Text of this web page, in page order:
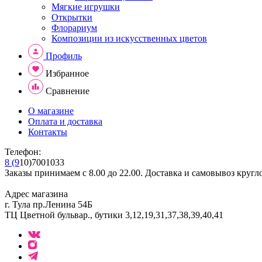
Мягкие игрушки
Открытки
Флорариум
Композиции из искусственных цветов
Профиль
Избранное
Сравнение
О магазине
Оплата и доставка
Контакты
Телефон:
8 (910)7001033
Заказы принимаем с 8.00 до 22.00. Доставка и самовывоз
Адрес магазина
г. Тула пр.Ленина 54Б
ТЦ Цветной бульвар., бутики 3,12,19,31,37,38,39,40,41